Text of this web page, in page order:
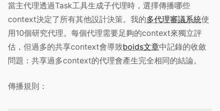
當主代理透過Task工具生成子代理時，選擇傳播哪些
context決定了所有其他設計決策。我的多代理審議系統使
用10個研究代理。每個代理需要足夠的context來獨立評
估，但過多的共享context會導致boids文章中記錄的收斂
問題：共享過多context的代理會產生完全相同的結論。
傳播規則：